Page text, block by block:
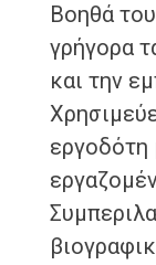
Βοηθά
γρήγορα
και την
εργοδότη